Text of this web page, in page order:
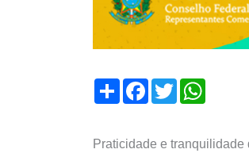
Compartilhar
Facebook
Twitter
Praticidade e